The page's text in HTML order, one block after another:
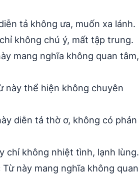
tả không ưa, muốn xa lánh.
không chú ý, mất tập trung.
mang nghĩa không quan tâm,
này thể hiện không chuyên
diễn tả thờ ơ, không có phản
chỉ không nhiệt tình, lạnh lùng.
Từ này mang nghĩa không quan